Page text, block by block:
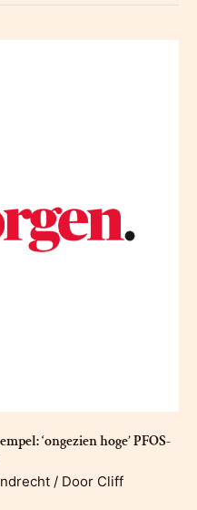
‘ongezien hoge’ PFOS-
/ Door Cliff